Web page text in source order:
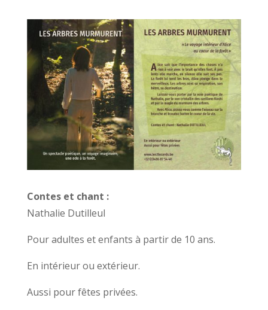
Contes et chant :
Nathalie Dutilleul
Pour adultes et enfants à partir de 10 ans.
En intérieur ou extérieur.
Aussi pour fêtes privées.